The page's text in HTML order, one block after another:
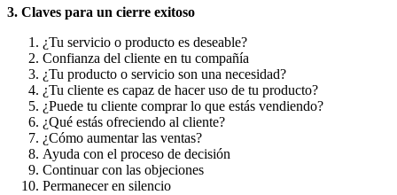
3. Claves para un cierre exitoso
¿Tu servicio o producto es deseable?
Confianza del cliente en tu compañía
¿Tu producto o servicio son una necesidad?
¿Tu cliente es capaz de hacer uso de tu producto?
¿Puede tu cliente comprar lo que estás vendiendo?
¿Qué estás ofreciendo al cliente?
¿Cómo aumentar las ventas?
Ayuda con el proceso de decisión
Continuar con las objeciones
Permanecer en silencio